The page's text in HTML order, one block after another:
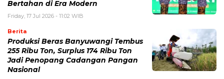
Bertahan di Era Modern
Friday, 17 Jul 2026 - 11:02 WIB
Berita
Produksi Beras Banyuwangi Tembus
255 Ribu Ton, Surplus 174 Ribu Ton
Jadi Penopang Cadangan Pangan
Nasional